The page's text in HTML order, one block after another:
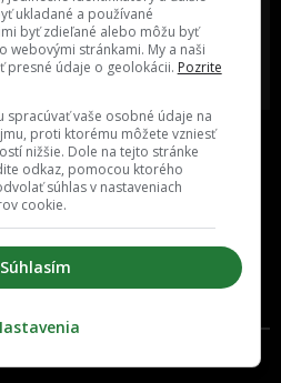
POŠLI NÁM TIP NA ČLÁNOK
ukladané a používané
byť zdieľané alebo môžu byť
webovými stránkami. My a naši
údaje o geolokácii. Pozrite
vaše osobné údaje na
proti ktorému môžete vzniesť
nižšie. Dole na tejto stránke
odkaz, pomocou ktorého
súhlas v nastaveniach
cookie.
Súhlasím